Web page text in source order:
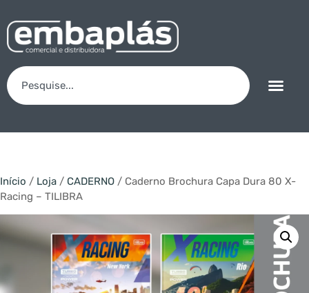
Início / Loja / CADERNO / Caderno Brochura Capa Dura 80 X-
Racing – TILIBRA